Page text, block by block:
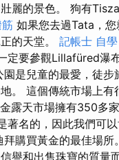
麗的景色。 狗有Tisza
如果您去過Tata，
的天堂。 記帳士 自
定要參觀Lillafüred瀑
是兒童的最愛，徒步
。 這個傳統市場上
露天市場擁有350多
著名的，因此我們可
購買黃金的最佳場所
譽和出售珠寶的質量